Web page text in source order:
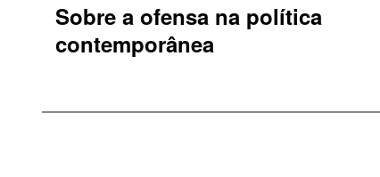
Sobre a ofensa na política
contemporânea